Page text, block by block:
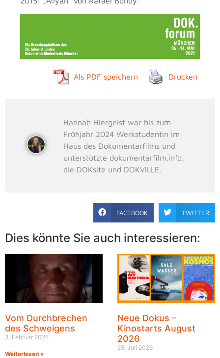
Als PDF speichern Drucken
Hannah Hiergeist war bis zum
Frühjahr 2024 Werkstudentin im
Haus des Dokumentarfilms und
unterstützte dokumentarfilm.info,
die DOKsite und DOKVILLE.
FACEBOOK TWITTER
Dies könnte Sie auch interessieren:
Vom Durchbrechen
des Schweigens
3. Februar 2025
Weiterlesen »
Neue Dokus –
Kinostarts August
2026
25. Juli 2026